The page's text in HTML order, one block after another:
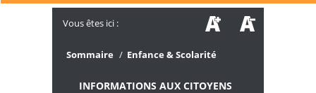
Vous êtes ici :
Sommaire / Enfance & Scolarité
INFORMATIONS AUX CITOYENS